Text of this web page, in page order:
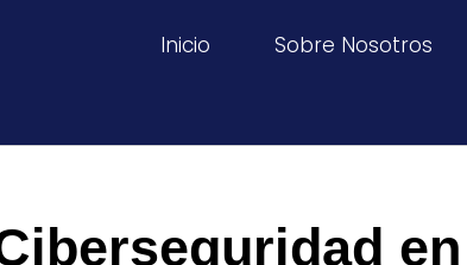
Inicio Sobre Nosotros